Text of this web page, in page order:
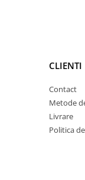
CLIENTI
Contact
Metode
Livrare
Politica